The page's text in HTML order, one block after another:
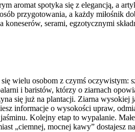
aromat spotyka się z elegancją, a
przygotowania, a każdy miłośnik
koneserów, serami, egzotycznymi
się wielu osobom z czymś oczywistym:
i baristów, którzy o ziarnach
się już na plantacji. Ziarna wysokiej
informacje o wysokości upraw,
Kolejny etap to wypalanie.
„ciemnej, mocnej kawy” dostajesz